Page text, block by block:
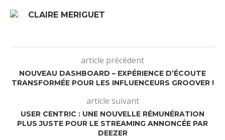
CLAIRE MERIGUET
article précédent
NOUVEAU DASHBOARD – EXPÉRIENCE D’ÉCOUTE
TRANSFORMÉE POUR LES INFLUENCEURS GROOVER !
article suivant
USER CENTRIC : UNE NOUVELLE RÉMUNÉRATION
PLUS JUSTE POUR LE STREAMING ANNONCÉE PAR
DEEZER